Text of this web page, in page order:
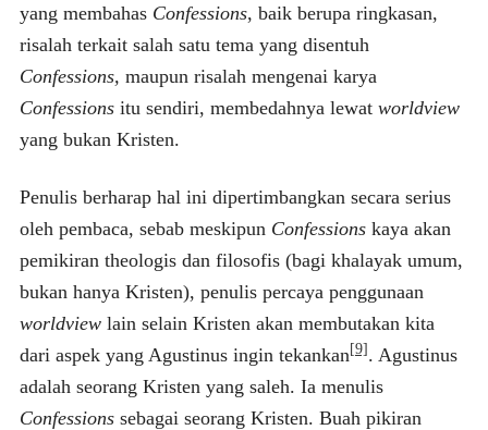
yang membahas Confessions, baik berupa ringkasan,
risalah terkait salah satu tema yang disentuh
Confessions, maupun risalah mengenai karya
Confessionsitu sendiri, membedahnya lewat worldview
yang bukan Kristen.
Penulis berharap hal ini dipertimbangkan secara serius
oleh pembaca, sebab meskipun Confessionskaya akan
pemikiran theologis dan filosofis (bagi khalayak umum,
bukan hanya Kristen), penulis percaya penggunaan
worldviewlain selain Kristen akan membutakan kita
dari aspek yang Agustinus ingin tekankan [9] . Agustinus
adalah seorang Kristen yang saleh. Ia menulis
Confessions sebagai seorang Kristen. Buah pikiran